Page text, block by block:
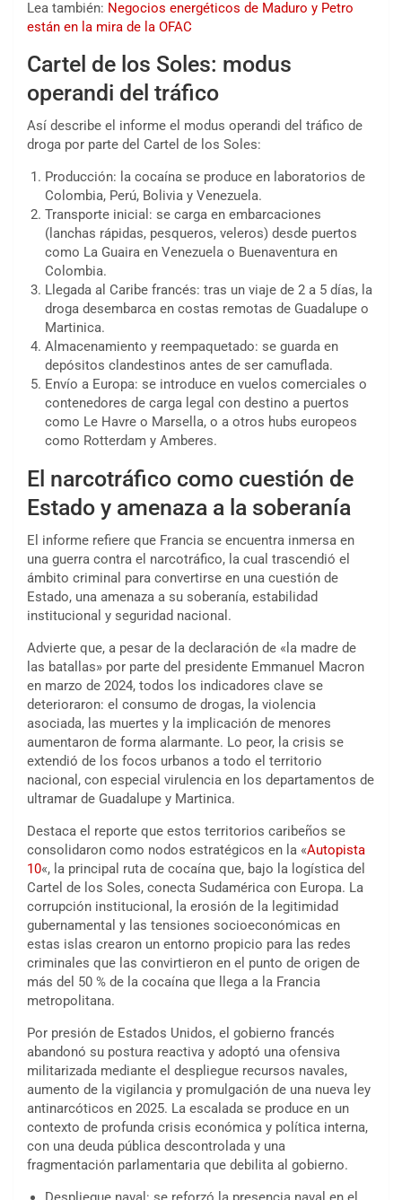
Lea también: Negocios energéticos de Maduro y Petro
están en la mira de la OFAC
Cartel de los Soles: modus
operandi del tráfico
Así describe el informe el modus operandi del tráfico de
droga por parte del Cartel de los Soles:
Producción: la cocaína se produce en laboratorios de
Colombia, Perú, Bolivia y Venezuela.
Transporte inicial: se carga en embarcaciones
(lanchas rápidas, pesqueros, veleros) desde puertos
como La Guaira en Venezuela o Buenaventura en
Colombia.
Llegada al Caribe francés: tras un viaje de 2 a 5 días, la
droga desembarca en costas remotas de Guadalupe o
Martinica.
Almacenamiento y reempaquetado: se guarda en
depósitos clandestinos antes de ser camuflada.
Envío a Europa: se introduce en vuelos comerciales o
contenedores de carga legal con destino a puertos
como Le Havre o Marsella, o a otros hubs europeos
como Rotterdam y Amberes.
El narcotráfico como cuestión de
Estado y amenaza a la soberanía
El informe refiere que Francia se encuentra inmersa en
una guerra contra el narcotráfico, la cual trascendió el
ámbito criminal para convertirse en una cuestión de
Estado, una amenaza a su soberanía, estabilidad
institucional y seguridad nacional.
Advierte que, a pesar de la declaración de «la madre de
las batallas» por parte del presidente Emmanuel Macron
en marzo de 2024, todos los indicadores clave se
deterioraron: el consumo de drogas, la violencia
asociada, las muertes y la implicación de menores
aumentaron de forma alarmante. Lo peor, la crisis se
extendió de los focos urbanos a todo el territorio
nacional, con especial virulencia en los departamentos de
ultramar de Guadalupe y Martinica.
Destaca el reporte que estos territorios caribeños se
consolidaron como nodos estratégicos en la «Autopista
10«, la principal ruta de cocaína que, bajo la logística del
Cartel de los Soles, conecta Sudamérica con Europa. La
corrupción institucional, la erosión de la legitimidad
gubernamental y las tensiones socioeconómicas en
estas islas crearon un entorno propicio para las redes
criminales que las convirtieron en el punto de origen de
más del 50 % de la cocaína que llega a la Francia
metropolitana.
Por presión de Estados Unidos, el gobierno francés
abandonó su postura reactiva y adoptó una ofensiva
militarizada mediante el despliegue recursos navales,
aumento de la vigilancia y promulgación de una nueva ley
antinarcóticos en 2025. La escalada se produce en un
contexto de profunda crisis económica y política interna,
con una deuda pública descontrolada y una
fragmentación parlamentaria que debilita al gobierno.